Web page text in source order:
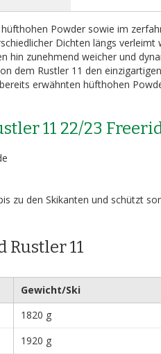
Powder sowie im
Dichten längs verleimt
hin zunehmend weicher und
dem Rustler 11 den
erwähnten hüfthohen
11 22/23
zu den Skikanten und schützt
Rustler 11
Gewicht/Ski
1820 g
1920 g